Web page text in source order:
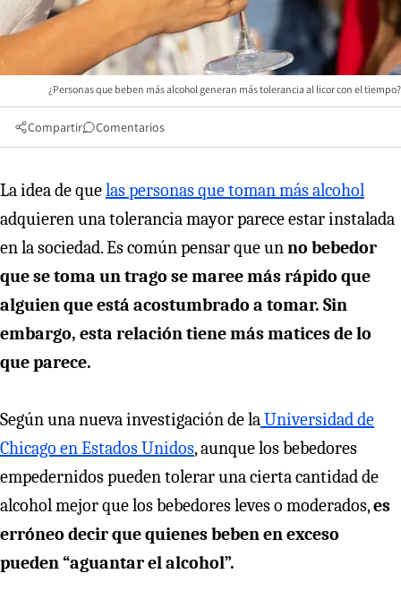
¿Personas que beben más alcohol generan más tolerancia al licor con el tiempo?
Compartir Comentarios
La idea de quelas personas que toman más alcohol
adquieren una tolerancia mayor parece estar instalada
en la sociedad. Es común pensar que unno bebedor
que se toma un trago se maree más rápido que
alguien que está acostumbrado a tomar. Sin
embargo, esta relación tiene más matices de lo
que parece.
Según una nueva investigación de laUniversidad de
Chicago en Estados Unidos, aunque los bebedores
empedernidos pueden tolerar una cierta cantidad de
alcohol mejor que los bebedores leves o moderados,es
erróneo decir que quienes beben en exceso
pueden “aguantar el alcohol”.